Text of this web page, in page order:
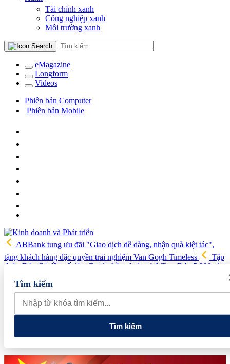
Tài chính xanh
Công nghiệp xanh
Môi trường xanh
eMagazine
Longform
Videos
Phiên bản Computer
Phiên bản Mobile
ABBank tung ưu đãi "Giao dịch dễ dàng, nhận quà kiệt tác",
tặng khách hàng đặc quyền trải nghiệm Van Gogh Timeless
Tập
đoàn Đèo Cả đề xuất làm Dự án hầm đường bộ Tam Đảo 5.800 tỷ
Hải quan Lào Cai phát hiện 5 vụ vi phạm, tạm giữ gần 700 kg
thực phẩm và nhiều điện thoại nhập lậu
Lan tỏa văn hóa kinh
doanh, tìm kiếm doanh nghiệp tiêu biểu trên toàn quốc
các cửa hàng rau củ quả sạch tại Hà Nội
Tìm kiếm
Tìm kiếm